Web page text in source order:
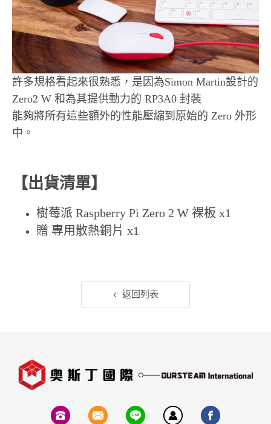
許多規格看起來很熟悉，是因為Simon Martin設計的
Zero2 W 和為其提供動力的 RP3A0 封裝
能夠將所有這些額外的性能壓縮到原始的 Zero 外形
中。
【出貨清單】
樹莓派 Raspberry Pi Zero 2 W 裸板 x1
贈 專用散熱銅片 x1
返回列表